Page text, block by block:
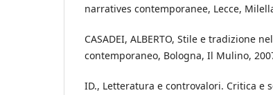
narratives contemporanee, Lecce,
CASADEI, ALBERTO, Stile e tradizione
contemporaneo, Bologna, Il Mulino,
ID., Letteratura e controvalori. Critica e